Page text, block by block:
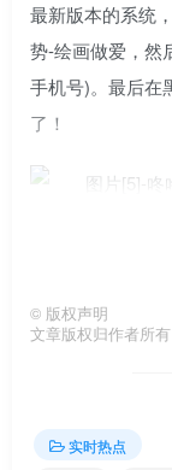
最新版本的系统
势-绘画做爱，然
手机号)。最后在
了！
目前OPPO
的朋友，赶紧试
© 版权声明
文章版权归作者所
实时热点